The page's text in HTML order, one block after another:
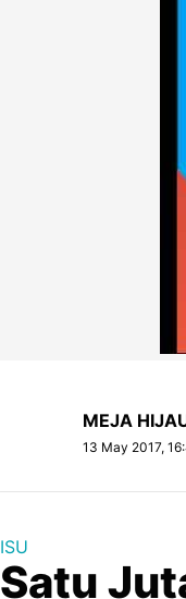
MEJA
13 May 2017,
ISU
Satu